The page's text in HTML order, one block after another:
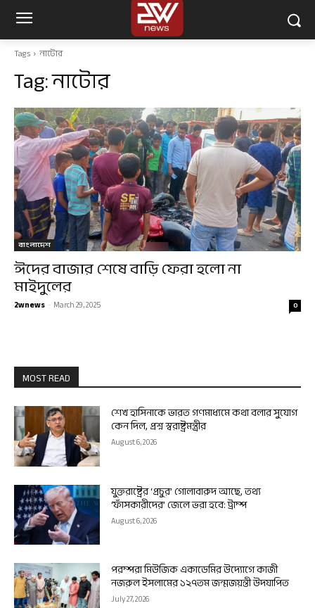
Tags নাটোর
Tag:নাটোর
বাংলাদেশ
ঈদের বাজার শেষে বাড়ি ফেরা হলো না
মাইদুলের
2wnews - March 29, 2025 0
MOST READ
শেখ হাসিনাকে ভারত গণমাধ্যমে কথা বলার সুযোগ
কেন দিল, প্রশ্ন স্বরাষ্ট্রমন্ত্রীর
August 6, 2026
যুক্তরাষ্ট্রের ‘প্রচুর’ গোলাবারুদ আছে, তথ্য
‘ফাঁসকারীদের’ জেলে ভরা হবে: ট্রাম্প
August 6, 2026
পরম্পরা মিউজিক একাডেমির উদ্যোগে কাজী
নজরুল ইসলামের ১২৭তম জন্মজয়ন্তী উদযাপিত
July 27, 2026